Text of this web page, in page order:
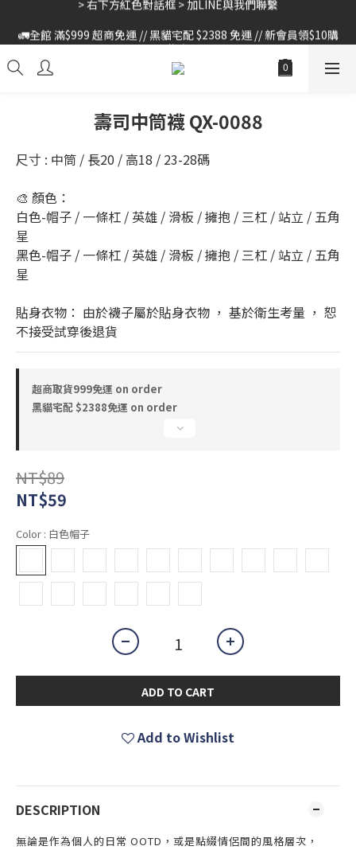
🚛全館 滿$999 超商免運 // 黑貓宅配 $2388 免運 // 新會員領$10購
物金
🚛全館 滿$999 超商免運 // 黑貓宅配 $2388 免運 // 新會員領$10購
物金
壽司中筒襪 QX-0088
尺寸 : 中筒 / 長20 / 高18 / 23-28碼
🎨 顏色：
白色-帽子 / 一條杠 / 英雄 / 滑板 / 擁抱 / 三杠 / 站立 / 五角
星
黑色-帽子 / 一條杠 / 英雄 / 滑板 / 擁抱 / 三杠 / 站立 / 五角
星
貼身衣物： 由於襪子屬於貼身衣物 ， 基於衛生考量 ， 恕
不接受試穿後退貨
超商取貨999免運 on order
黑貓宅配 $2388免運 on order
NT$89
NT$59
Color : 白色帽子
ADD TO CART
Add to Wishlist
DESCRIPTION
無論是作為個人的日常 OOTD，或是點綴情侶間的風格層次，